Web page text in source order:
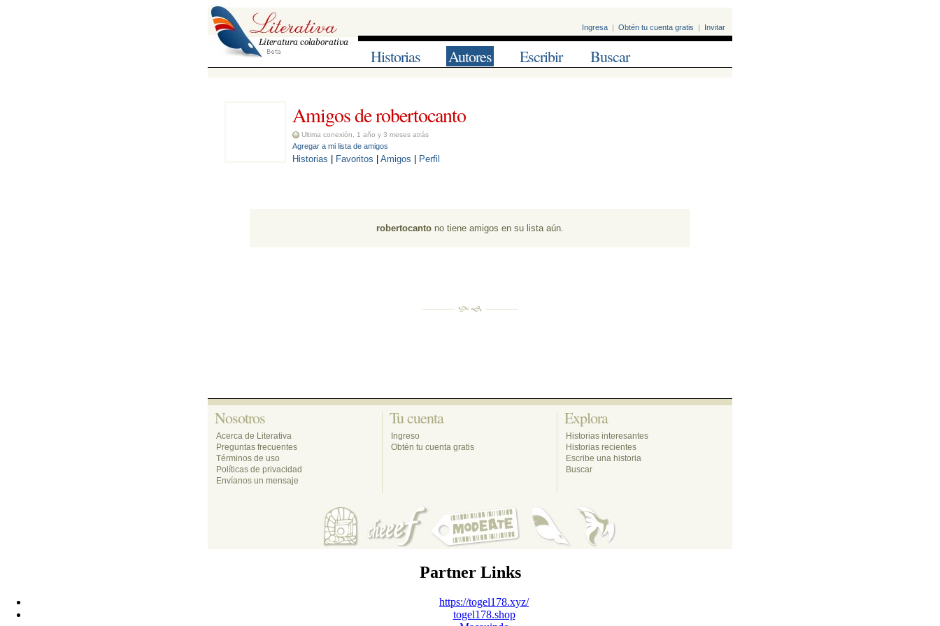
Ingresa | Obtén tu cuenta gratis | Invitar
Historias Autores Escribir Buscar
Amigos de robertocanto
Ultima conexión, 1 año y 3 meses atrás
Agregar a mi lista de amigos
Historias Favoritos Amigos Perfil
robertocanto no tiene amigos en su lista aún.
Nosotros
Acerca de Literativa
Preguntas frecuentes
Términos de uso
Políticas de privacidad
Envíanos un mensaje
Tu cuenta
Ingreso
Obtén tu cuenta gratis
Explora
Historias interesantes
Historias recientes
Escribe una historia
Buscar
Partner Links
https://togel178.xyz/
togel178.shop